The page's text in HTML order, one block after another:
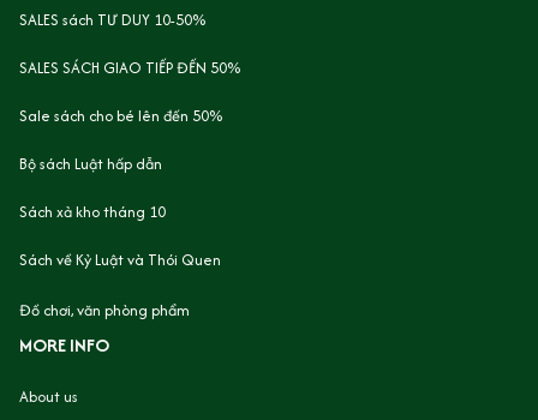
SALES sách TƯ DUY 10-50%
SALES SÁCH GIAO TIẾP ĐẾN 50%
Sale sách cho bé lên đến 50%
Bộ sách Luật hấp dẫn
Sách xả kho tháng 10
Sách về Kỷ Luật và Thói Quen
Đồ chơi, văn phòng phẩm
MORE INFO
About us